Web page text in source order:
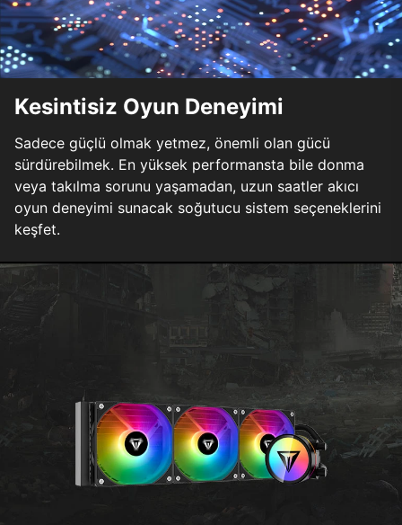
Kesintisiz Oyun Deneyimi
Sadece güçlü olmak yetmez, önemli olan gücü
sürdürebilmek. En yüksek performansta bile donma
veya takılma sorunu yaşamadan, uzun saatler akıcı
oyun deneyimi sunacak soğutucu sistem seçeneklerini
keşfet.